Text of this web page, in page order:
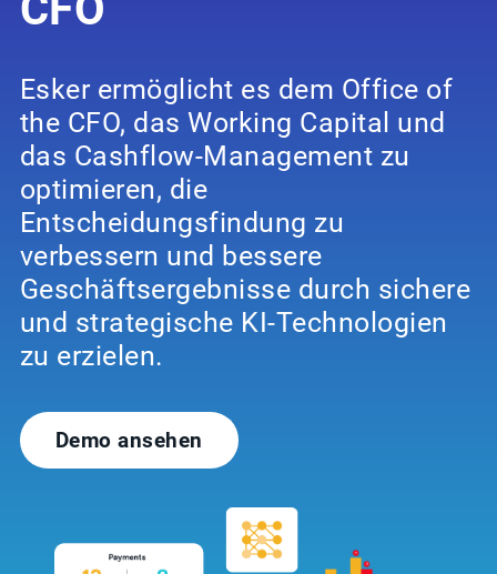
Esker ermöglicht es dem Office of
the CFO, das Working Capital und
das Cashflow-Management zu
optimieren, die
Entscheidungsfindung zu
verbessern und bessere
Geschäftsergebnisse durch sichere
und strategische KI-Technologien
zu erzielen.
Demo ansehen